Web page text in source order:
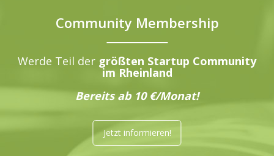
Community Membership
Werde Teil der größten Startup Community
im Rheinland
Bereits ab 10 €/Monat!
Jetzt informieren!